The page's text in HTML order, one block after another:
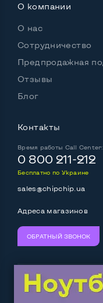
О компании
О нас
Сотрудничество
Предпродажная
Отзывы
Блог
Контакты
Время работы Call
0 800 211-212
Бесплатно по Украине
sales@chipchip.ua
Адреса магазинов
ОБРАТНЫЙ ЗВОНОК
Мы принимаем: